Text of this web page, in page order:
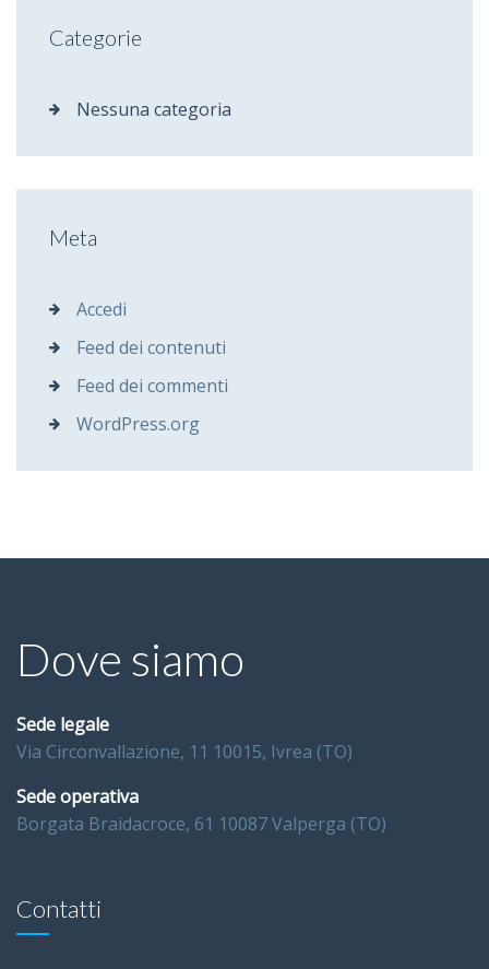
Categorie
Nessuna categoria
Meta
Accedi
Feed dei contenuti
Feed dei commenti
WordPress.org
Dove siamo
Sede legale
Via Circonvallazione, 11 10015, Ivrea (TO)
Sede operativa
Borgata Braidacroce, 61 10087 Valperga (TO)
Contatti